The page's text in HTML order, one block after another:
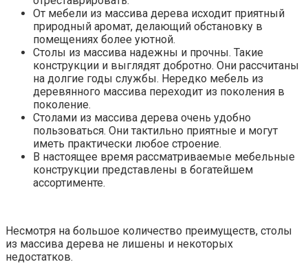
От мебели из массива дерева исходит приятный
природный аромат, делающий обстановку в
помещениях более уютной.
Столы из массива надежны и прочны. Такие
конструкции и выглядят добротно. Они рассчитаны
на долгие годы службы. Нередко мебель из
деревянного массива переходит из поколения в
поколение.
Столами из массива дерева очень удобно
пользоваться. Они тактильно приятные и могут
иметь практически любое строение.
В настоящее время рассматриваемые мебельные
конструкции представлены в богатейшем
ассортименте.
Несмотря на большое количество преимуществ, столы
из массива дерева не лишены и некоторых
недостатков.